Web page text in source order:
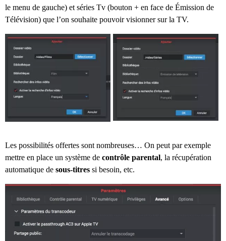
le menu de gauche) et séries Tv (bouton + en face de Émission de
Télévision) que l’on souhaite pouvoir visionner sur la TV.
Les possibilités offertes sont nombreuses… On peut par exemple
mettre en place un système de contrôle parental, la récupération
automatique de sous-titres si besoin, etc.